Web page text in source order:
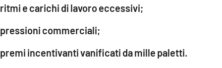
ANDROID
APPLE
ritmi e carichi di lavoro eccessivi;
pressioni commerciali;
premi incentivanti vanificati da mille paletti.